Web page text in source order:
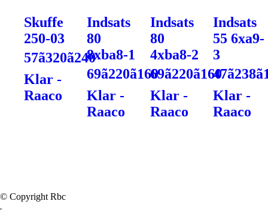
Skuffe
250-03
57ã320ã240
Klar -
Raaco
Indsats
80
8xba8-1
69ã220ã160
Klar -
Raaco
Indsats
80
4xba8-2
69ã220ã160
Klar -
Raaco
Indsats
55 6xa9-
3
Klar -
Raaco
© Copyright Rbc